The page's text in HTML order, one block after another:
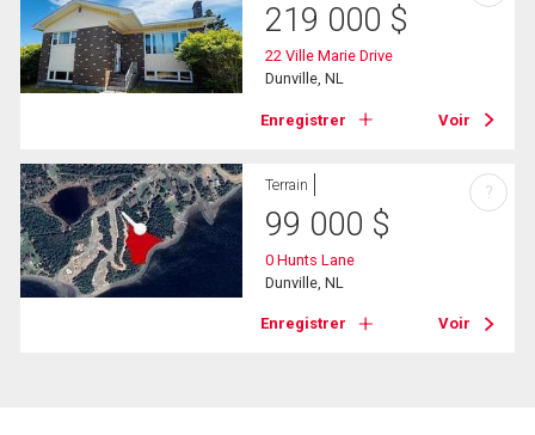
219 000 $
22 Ville Marie Drive
Dunville, NL
Enregistrer Voir
Terrain
99 000 $
0 Hunts Lane
Dunville, NL
Enregistrer Voir
?